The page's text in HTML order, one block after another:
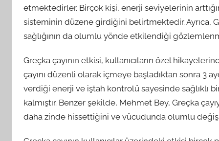
etmektedirler. Birçok kişi, enerji seviyelerinin
sisteminin düzene girdiğini belirtmektedir. Ayrıca,
sağlığının da olumlu yönde etkilendiği
Greçka çayının etkisi, kullanıcıların özel
çayını düzenli olarak içmeye başladıktan sonra 3
verdiği enerji ve iştah kontrolü sayesinde sağlıklı
kalmıştır. Benzer şekilde, Mehmet Bey, Greçka
daha zinde hissettiğini ve vücudunda olumlu